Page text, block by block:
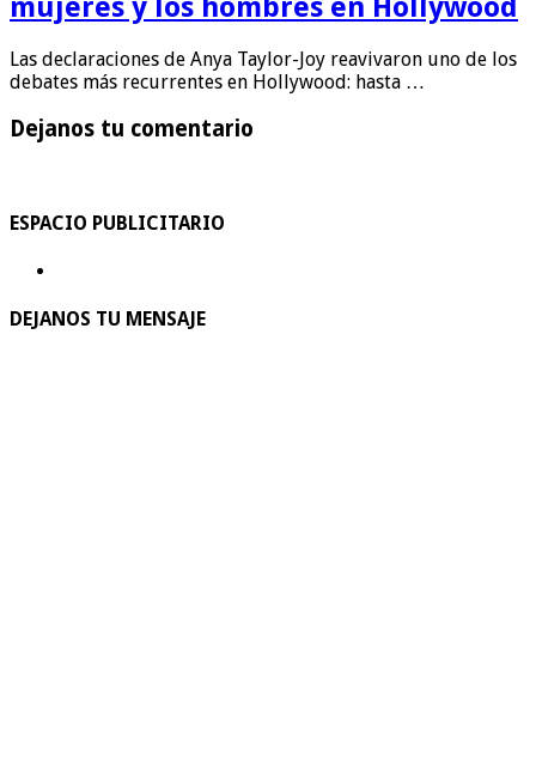
mujeres y los hombres en Hollywood
Las declaraciones de Anya Taylor-Joy reavivaron uno de los
debates más recurrentes en Hollywood: hasta …
Dejanos tu comentario
ESPACIO PUBLICITARIO
DEJANOS TU MENSAJE